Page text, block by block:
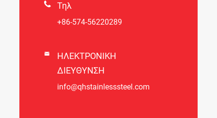
 Τηλ
+86-574-56220289

ΗΛΕΚΤΡΟΝΙΚΗ
ΔΙΕΥΘΥΝΣΗ
info@qhstainlesssteel.com